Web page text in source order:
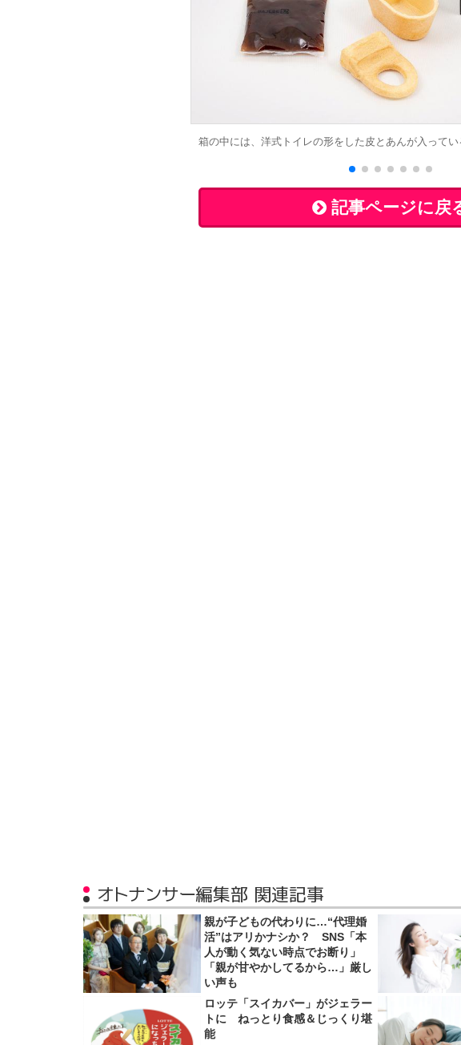
箱の中には、洋式トイレの形をした皮とあんが入ってい
記事ページに戻
オトナンサー編集部 関連記事
親が子どもの代わりに…“代理婚
活”はアリかナシか？ SNS「本
人が動く気ない時点でお断り」
「親が甘やかしてるから…」厳し
い声も
ロッテ「スイカバー」がジェラー
トに ねっとり食感＆じっくり堪
能